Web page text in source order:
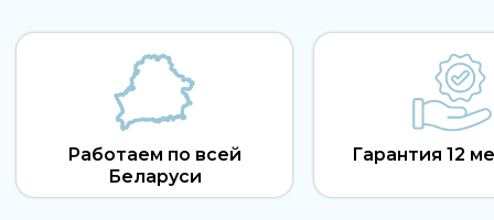
Работаем по всей
Беларуси
Гарантия 12